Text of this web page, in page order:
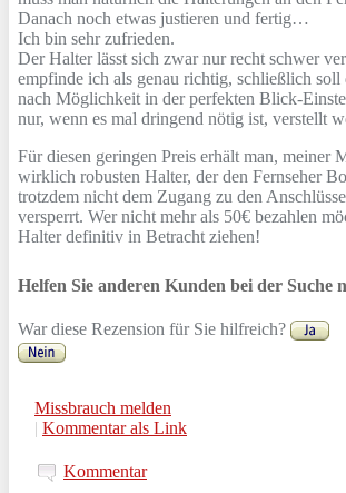
Danach noch etwas justieren und fertig…
Ich bin sehr zufrieden.
Der Halter lässt sich zwar nur recht schwer
empfinde ich als genau richtig, schließlich soll
nach Möglichkeit in der perfekten Blick-
nur, wenn es mal dringend nötig ist, verstellt
Für diesen geringen Preis erhält man, meiner
wirklich robusten Halter, der den Fernseher
trotzdem nicht dem Zugang zu den
versperrt. Wer nicht mehr als 50€ bezahlen
Halter definitiv in Betracht ziehen!
Helfen Sie anderen Kunden bei der Suche
War diese Rezension für Sie hilfreich?
Missbrauch melden
| Kommentar als Link
Kommentar